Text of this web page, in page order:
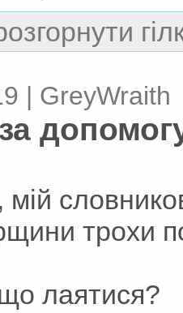
| GreyWraith
трохи
лаятися?